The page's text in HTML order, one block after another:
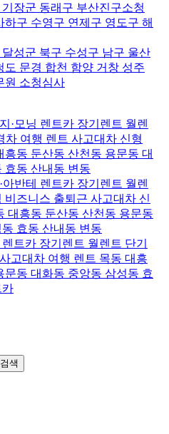
장군 동래구 부산진구소청
하구 수영구 연제구 영도구 해
성군 북구 수성구 남구 울산
도 문경 합천 함양 거창 성주
원 소청심사
·모닝 렌트카 장기렌트 월렌
차 여행 렌트 사고대차 신형
흥동 둔산동 산천동 용문동 대
효동 산내동 변동
반테 렌트카 장기렌트 월렌
비즈니스 출퇴근 사고대차 신
대흥동 둔산동 산천동 용문동
효동 산내동 변동
트카 장기렌트 월렌트 단기
고대차 여행 렌트 목동 대흥
문동 대화동 중앙동 삼성동 효
카
검색